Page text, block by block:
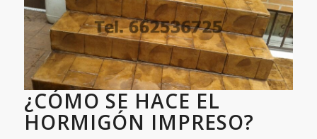
¿CÓMO SE HACE EL
HORMIGÓN IMPRESO?